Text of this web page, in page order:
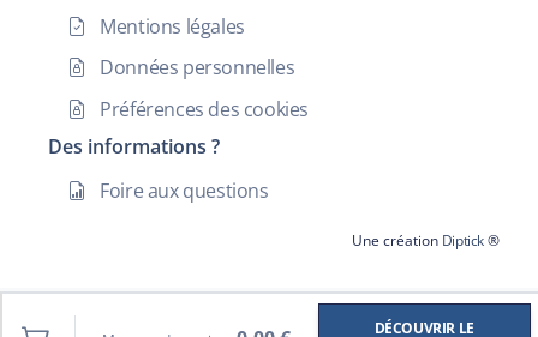
DÉCOUVRIR LE
Mentions légales
Données personnelles
Préférences des cookies
Des informations ?
Foire aux questions
Une création Diptick®